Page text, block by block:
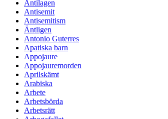
Antilagen
Antisemit
Antisemitism
Äntligen
Antonio Guterres
Apatiska barn
Appojaure
Appojauremorden
Aprilskämt
Arabiska
Arbete
Arbetsbörda
Arbetsrätt